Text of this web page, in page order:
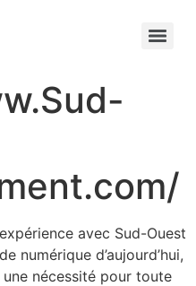
avec Sud-Ouest
numérique d’aujourd’hui,
nécessité pour toute